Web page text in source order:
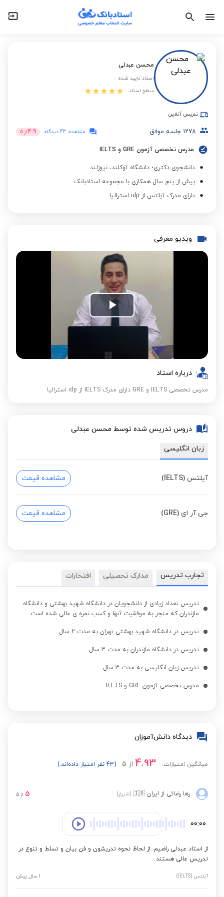
محسن عبدلی
استاد تایید شده
سطح استاد:
تدریس آنلاین
1278 جلسه موفق مشاهده 43 دیدگاه 4.9 از 5
مدرس تخصصی آزمون GRE و IELTS
دانشجوی دکتری؛ دانشگاه آوکلند، نیوزلند
بیش از پنج سال همکاری با مجموعه استادبانک
دارای مدرک آیلتس از idp استرالیا
ویدیو معرفی
Play
درباره استاد
مدرس تخصصی IELTS و GRE دارای مدرک IELTS از idp استرالیا
دروس تدریس شده توسط محسن عبدلی
زبان انگلیسی
آیلتس (IELTS) مشاهده قیمت
جی آر ای (GRE) مشاهده قیمت
تجارب تدریس مدارک تحصیلی افتخارات
تدریس تعداد زیادی از دانشجویان در دانشگاه شهید بهشتی و دانشگاه
مازندران که منجر به موفقیت آنها و کسب نمره ی عالی شده است.
تدریس در دانشگاه شهید بهشتی تهران به مدت 2 سال
تدریس در دانشگاه مازندران به مدت 3 سال
تدریس زبان انگلیسی به مدت 3 سال
مدرس تخصصی آزمون GRE و IELTS
دیدگاه دانش‌آموزان
میانگین امتیازات: 4.93 از 5 (43 نفر امتیاز داده‌اند.)
رها رضائی از ایران 🇮🇷 (شیراز) 5 از 5
00:00
از استاد عبدلی راضیم .از لحاظ نحوه تدریشون و فن بیان و تسلط و تنوع در
تدریس عالی هستند
آیلتس (IELTS) 1 سال پیش